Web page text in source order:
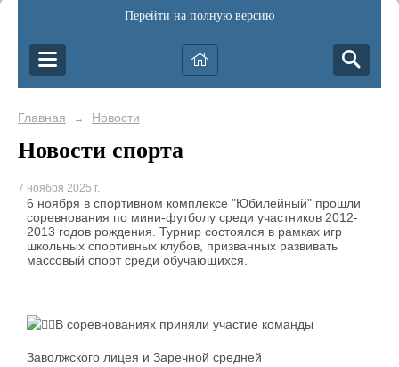
Перейти на полную версию
Главная → Новости
Новости спорта
7 ноября 2025 г.
6 ноября в спортивном комплексе "Юбилейный" прошли
соревнования по мини-футболу среди участников 2012-
2013 годов рождения. Турнир состоялся в рамках игр
школьных спортивных клубов, призванных развивать
массовый спорт среди обучающихся.
В соревнованиях приняли участие команды
Заволжского лицея и Заречной средней